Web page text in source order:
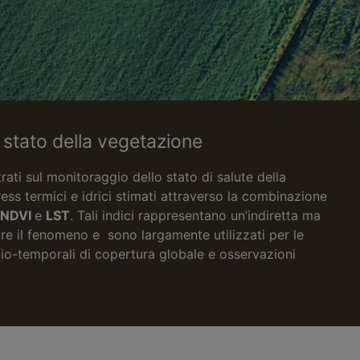
della vegetazione
sul monitoraggio dello stato di salute della
termici e idrici stimati attraverso la combinazione
NDVI e LST. Tali indici rappresentano un’indiretta ma
il fenomeno e sono largamente utilizzati per le
temporali di copertura globale e osservazioni